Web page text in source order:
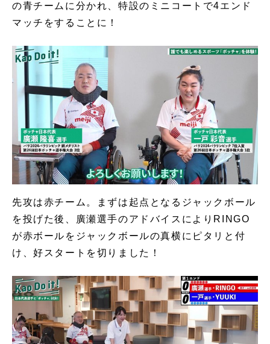
の青チームに分かれ、特設のミニコートで4エンド
マッチをすることに！
先攻は赤チーム。まずは起点となるジャックボール
を投げた後、廣瀬選手のアドバイスによりRINGO
が赤ボールをジャックボールの真横にピタリと付
け、好スタートを切りました！